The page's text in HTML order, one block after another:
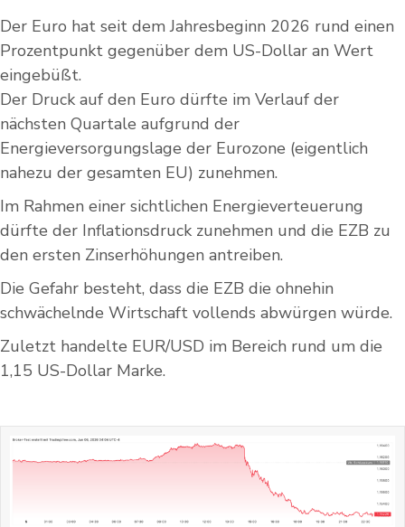
Der Euro hat seit dem Jahresbeginn 2026 rund einen
Prozentpunkt gegenüber dem US-Dollar an Wert
eingebüßt.
Der Druck auf den Euro dürfte im Verlauf der
nächsten Quartale aufgrund der
Energieversorgungslage der Eurozone (eigentlich
nahezu der gesamten EU) zunehmen.
Im Rahmen einer sichtlichen Energieverteuerung
dürfte der Inflationsdruck zunehmen und die EZB zu
den ersten Zinserhöhungen antreiben.
Die Gefahr besteht, dass die EZB die ohnehin
schwächelnde Wirtschaft vollends abwürgen würde.
Zuletzt handelte EUR/USD im Bereich rund um die
1,15 US-Dollar Marke.